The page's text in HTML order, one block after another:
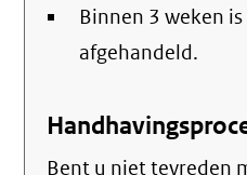
Binnen 3 weken
afgehandeld.
Bent u niet tevreden